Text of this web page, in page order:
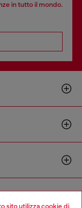
sito utilizza cookie di
in tutto il mondo.